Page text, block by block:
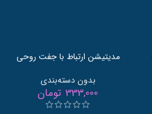
مدیتیشن ارتباط با جفت روحی
بدون دسته‌بندی
333,000 تومان